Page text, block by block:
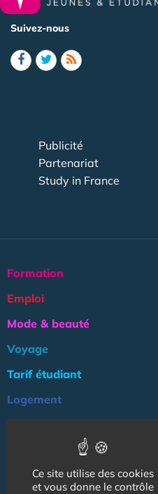
Suivez-nous
Publicité
Partenariat
Study in France
Formation
Emploi
Mode & beauté
Voyage
Tarif étudiant
Logement
Association
Ce site utilise des cookies
et vous donne le contrôle